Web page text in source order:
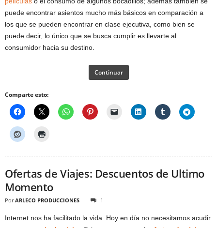
puede encontrar asientos mucho más básicos en comparación a
los que se pueden encontrar en clase ejecutiva, como bien se
puede decir, lo único que se busca cumplir es llevarte al
consumidor hacia su destino.
Continuar
Comparte esto:
Ofertas de Viajes: Descuentos de Ultimo
Momento
Por ARLECO PRODUCCIONES 1
Internet nos ha facilitado la vida. Hoy en día no necesitamos acudir